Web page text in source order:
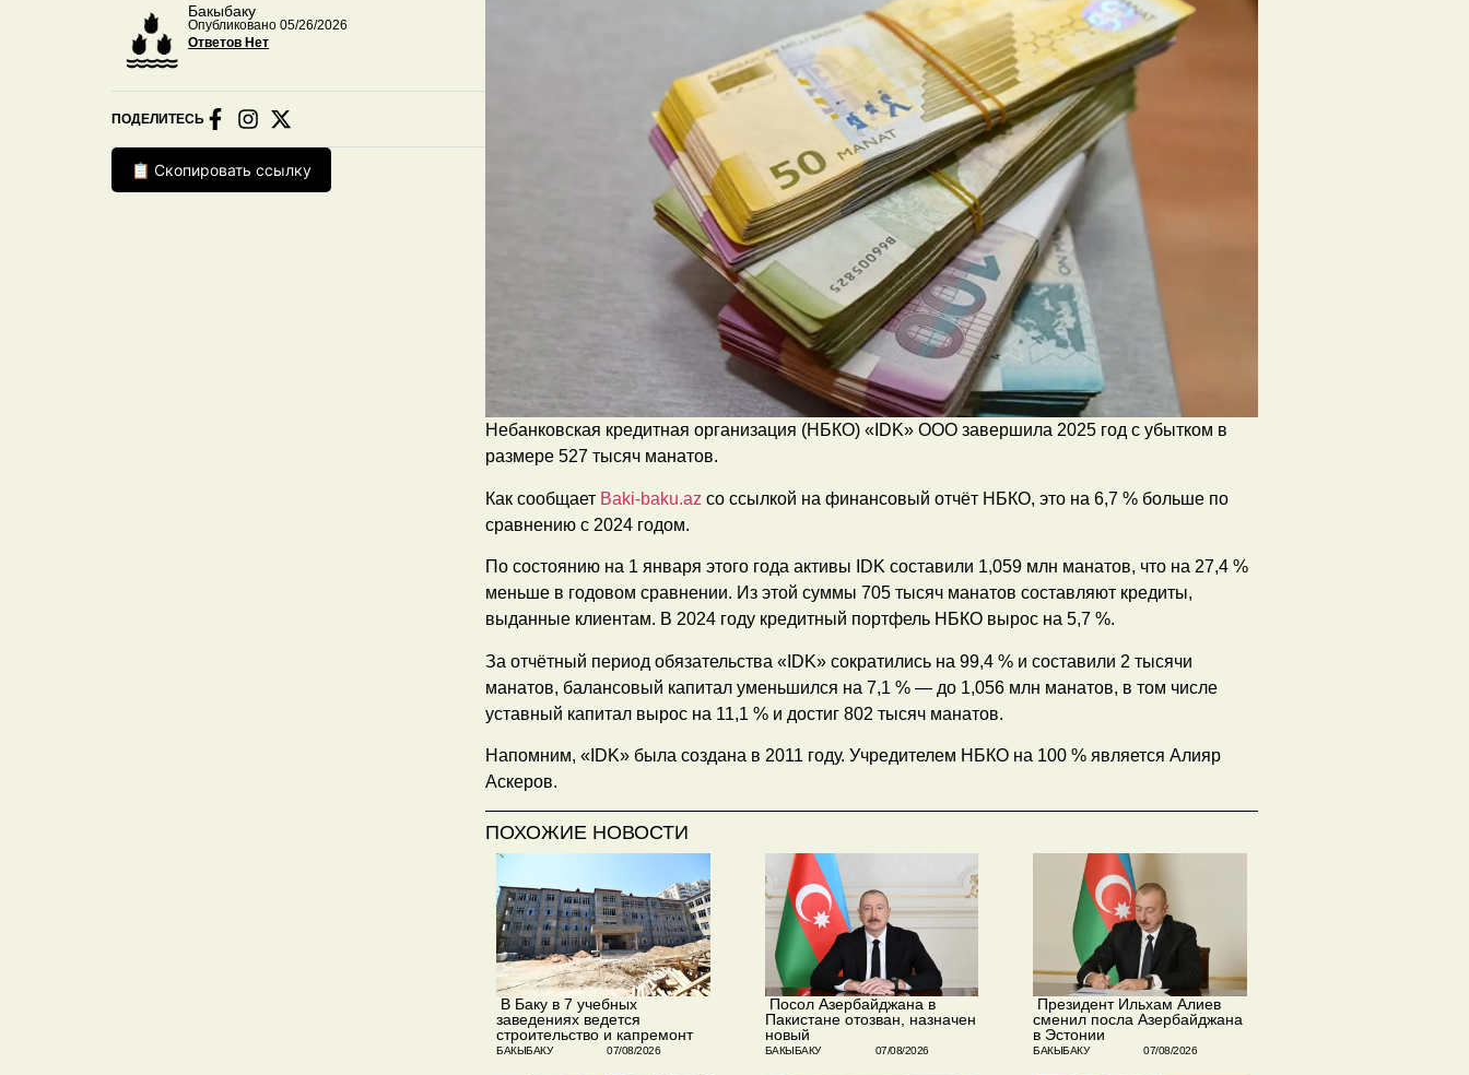
Бакыбаку
Опубликовано 05/26/2026
Ответов Нет
ПОДЕЛИТЕСЬ
📋 Скопировать ссылку
Небанковская кредитная организация (НБКО) «IDK» ООО завершила 2025 год с убытком в
размере 527 тысяч манатов.
Как сообщает Baki-baku.az со ссылкой на финансовый отчёт НБКО, это на 6,7 % больше по
сравнению с 2024 годом.
По состоянию на 1 января этого года активы IDK составили 1,059 млн манатов, что на 27,4 %
меньше в годовом сравнении. Из этой суммы 705 тысяч манатов составляют кредиты,
выданные клиентам. В 2024 году кредитный портфель НБКО вырос на 5,7 %.
За отчётный период обязательства «IDK» сократились на 99,4 % и составили 2 тысячи
манатов, балансовый капитал уменьшился на 7,1 % — до 1,056 млн манатов, в том числе
уставный капитал вырос на 11,1 % и достиг 802 тысяч манатов.
Напомним, «IDK» была создана в 2011 году. Учредителем НБКО на 100 % является Алияр
Аскеров.
ПОХОЖИЕ НОВОСТИ
​ В Баку в 7 учебных
заведениях ведется
строительство и капремонт
БАКЫБАКУ 07/08/2026
​ Посол Азербайджана в
Пакистане отозван, назначен
новый
БАКЫБАКУ 07/08/2026
​ Президент Ильхам Алиев
сменил посла Азербайджана
в Эстонии
БАКЫБАКУ 07/08/2026